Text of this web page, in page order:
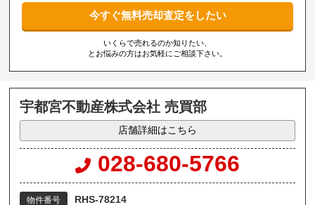
今すぐ無料売却査定をしたい
いくらで売れるのか知りたい、
とお悩みの方はお気軽にご相談下さい。
宇都宮不動産株式会社 売買部
店舗詳細はこちら
028-680-5766
物件番号 RHS-78214